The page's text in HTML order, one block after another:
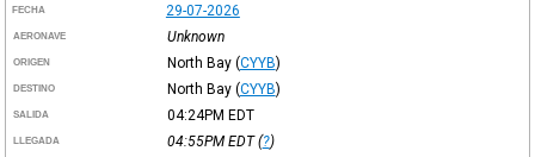
FECHA 29-07-2026
AERONAVE Unknown
ORIGEN North Bay (CYYB)
DESTINO North Bay (CYYB)
SALIDA 04:24PM EDT
LLEGADA 04:55PM EDT(?)